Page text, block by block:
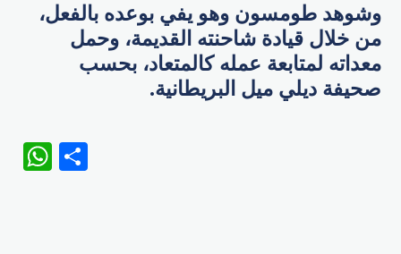
وشوهد طومسون وهو يفي بوعده بالفعل،
من خلال قيادة شاحنته القديمة، وحمل
معداته لمتابعة عمله كالمتعاد، بحسب
صحيفة ديلي ميل البريطانية.
WhatsApp